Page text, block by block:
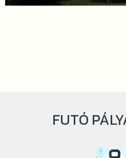
FUTÓ